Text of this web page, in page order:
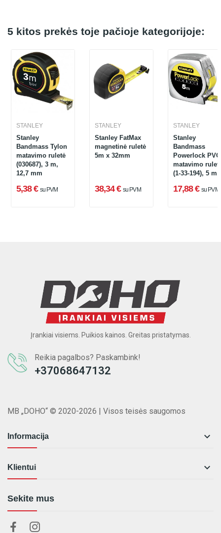
5 kitos prekės toje pačioje kategorijoje:
STANLEY
Stanley
Bandmass Tylon
matavimo ruletė
(030687), 3 m,
12,7 mm
5,38 € su PVM
STANLEY
Stanley FatMax
magnetinė ruletė
5m x 32mm
38,34 € su PVM
STANLEY
Stanley
Bandmass
Powerlock PVC
matavimo
(1-33-194), 5 m,
17,88 € su PVM
Įrankiai visiems. Puikios kainos. Greitas pristatymas.
Reikia pagalbos? Paskambink!
+37068647132
MB „DOHO“ © 2020-2026 | Visos teisės saugomos
Informacija 
Klientui 
Sekite mus